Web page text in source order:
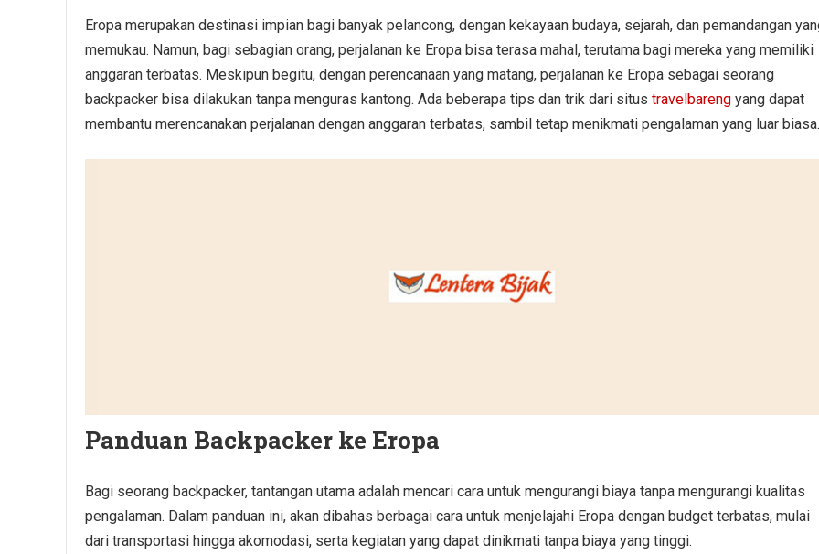
Eropa merupakan destinasi impian bagi banyak pelancong, dengan kekayaan budaya, sejarah, dan pemandangan
memukau. Namun, bagi sebagian orang, perjalanan ke Eropa bisa terasa mahal, terutama bagi mereka yang memiliki
anggaran terbatas. Meskipun begitu, dengan perencanaan yang matang, perjalanan ke Eropa sebagai seorang
backpacker bisa dilakukan tanpa menguras kantong. Ada beberapa tips dan trik dari situs travelbareng yang dapat
membantu merencanakan perjalanan dengan anggaran terbatas, sambil tetap menikmati pengalaman yang luar biasa.
Panduan Backpacker ke Eropa
Bagi seorang backpacker, tantangan utama adalah mencari cara untuk mengurangi biaya tanpa mengurangi kualitas
pengalaman. Dalam panduan ini, akan dibahas berbagai cara untuk menjelajahi Eropa dengan budget terbatas, mulai
dari transportasi hingga akomodasi, serta kegiatan yang dapat dinikmati tanpa biaya yang tinggi.